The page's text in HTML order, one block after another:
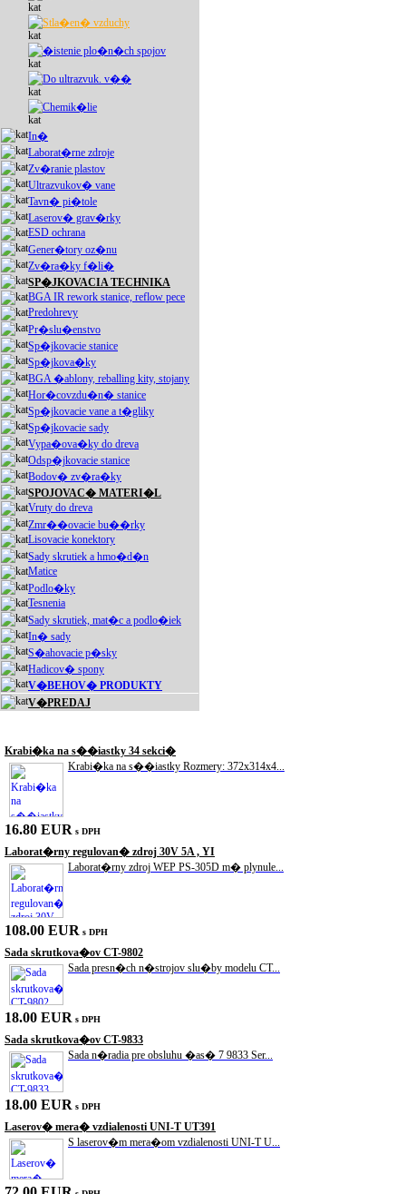
Stla�en� vzduchy
�istenie plo�n�ch spojov
Do ultrazvuk. v��
Chemik�lie
In�
Laborat�rne zdroje
Zv�ranie plastov
Ultrazvukov� vane
Tavn� pi�tole
Laserov� grav�rky
ESD ochrana
Gener�tory oz�nu
Zv�ra�ky f�li�
SP�JKOVACIA TECHNIKA
BGA IR rework stanice, reflow pece
Predohrevy
Pr�slu�enstvo
Sp�jkovacie stanice
Sp�jkova�ky
BGA �ablony, reballing kity, stojany
Hor�covzdu�n� stanice
Sp�jkovacie vane a t�gliky
Sp�jkovacie sady
Vypa�ova�ky do dreva
Odsp�jkovacie stanice
Bodov� zv�ra�ky
SPOJOVAC� MATERI�L
Vruty do dreva
Zmr��ovacie bu��rky
Lisovacie konektory
Sady skrutiek a hmo�d�n
Matice
Podlo�ky
Tesnenia
Sady skrutiek, mat�c a podlo�iek
In� sady
S�ahovacie p�sky
Hadicov� spony
V�BEHOV� PRODUKTY
V�PREDAJ
Krabi�ka na s��iastky 34 sekci�
Krabi�ka na s��iastky Rozmery: 372x314x4...
16.80 EUR s DPH
Laborat�rny regulovan� zdroj 30V 5A , YI
Laborat�rny zdroj WEP PS-305D m� plynule...
108.00 EUR s DPH
Sada skrutkova�ov CT-9802
Sada presn�ch n�strojov slu�by modelu CT...
18.00 EUR s DPH
Sada skrutkova�ov CT-9833
Sada n�radia pre obsluhu �as� 7 9833 Ser...
18.00 EUR s DPH
Laserov� mera� vzdialenosti UNI-T UT391
S laserov�m mera�om vzdialenosti UNI-T U...